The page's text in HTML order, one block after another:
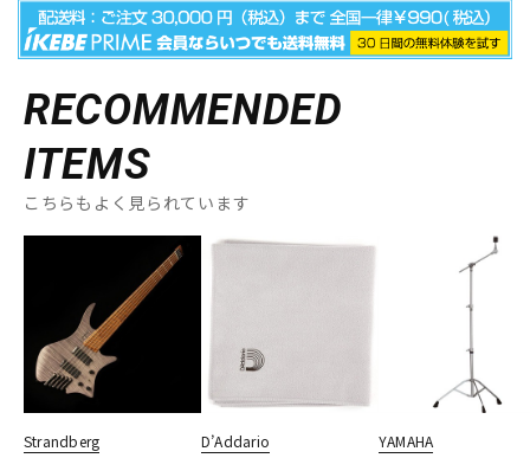
RECOMMENDED
ITEMS
こちらもよく見られています
Strandberg
D’Addario
YAMAHA